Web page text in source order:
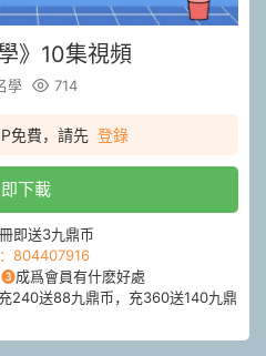
》10集視頻
學 714
免費，請先 登錄
下載
即送3九鼎币
804407916
❸成爲會員有什麽好處
240送88九鼎币，充360送140九鼎